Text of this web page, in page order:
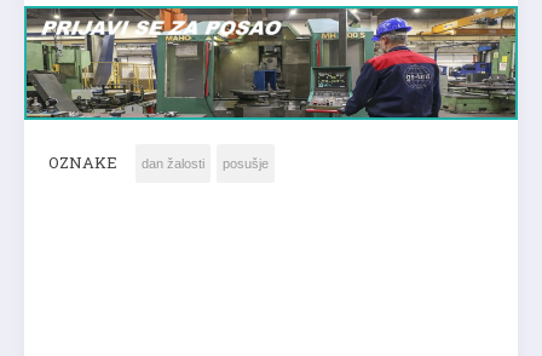
OZNAKE dan žalosti posušje